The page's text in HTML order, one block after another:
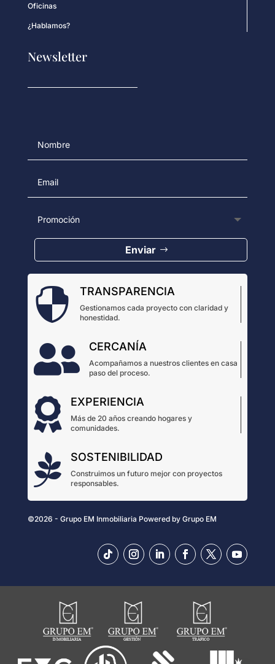
Oficinas
¿Hablamos?
Newsletter
Enviar
 TRANSPARENCIA
Gestionamos cada proyecto con claridad y
honestidad.
 CERCANÍA
Acompañamos a nuestros clientes en casa
paso del proceso.
 EXPERIENCIA
Más de 20 años creando hogares y
comunidades.
 SOSTENIBILIDAD
Construimos un futuro mejor con proyectos
responsables.
©2026 - Grupo EM Inmobiliaria Powered by Grupo EM